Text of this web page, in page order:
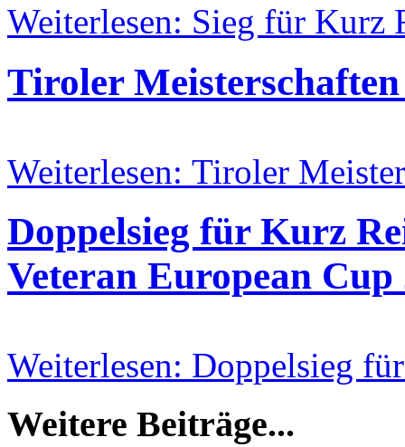
Weiterlesen: Sieg für Kurz
Tiroler
Weiterlesen: Tiroler
Doppelsieg für Kurz
Veteran European Cup
Weiterlesen: Doppelsieg
Weitere Beiträge...